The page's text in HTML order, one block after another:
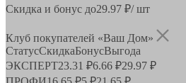
Скидка и бонус до29.97 ₽/ шт
Клуб покупателей «Ваш Дом»
СтатусСкидкаБонусВыгода
ЭКСПЕРТ23.31 ₽6.66 ₽29.97 ₽